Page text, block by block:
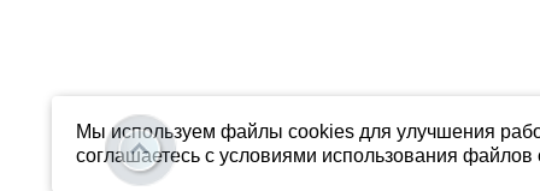
Мы используем файлы cookies для улучшения
соглашаетесь с условиями использования файлов